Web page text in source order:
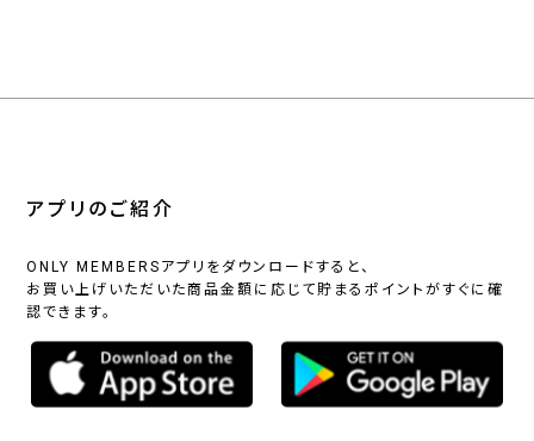
アプリのご紹介
ONLY MEMBERSアプリをダウンロードすると、
お買い上げいただいた商品金額に応じて貯まるポイントがすぐに確
認できます。